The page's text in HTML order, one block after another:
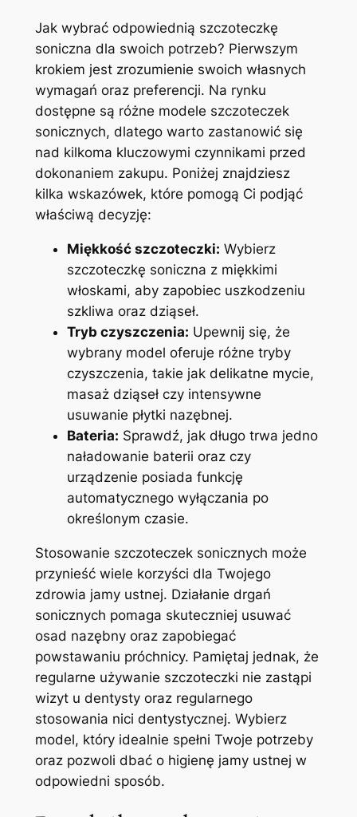
Jak wybrać ⁤odpowiednią szczoteczkę
soniczna dla swoich potrzeb? Pierwszym
krokiem jest zrozumienie swoich własnych
wymagań oraz preferencji. Na rynku
dostępne są różne modele szczoteczek
sonicznych, dlatego‍ warto⁤ zastanowić się
nad kilkoma kluczowymi ⁣czynnikami przed
dokonaniem‍ zakupu. Poniżej znajdziesz
kilka wskazówek,⁢ które pomogą Ci podjąć
właściwą⁣ decyzję:
Miękkość ⁤szczoteczki: Wybierz
szczoteczkę soniczna z miękkimi‍
włoskami, aby zapobiec uszkodzeniu
szkliwa oraz ‍dziąseł.
Tryb czyszczenia: Upewnij się, że
wybrany model oferuje różne ‌tryby
czyszczenia, takie jak delikatne mycie,
masaż dziąseł czy intensywne
usuwanie płytki nazębnej.
Bateria: Sprawdź, jak długo ⁢trwa jedno
naładowanie ⁢baterii​ oraz czy
urządzenie ​posiada funkcję
automatycznego wyłączania po
‍określonym czasie.
Stosowanie szczoteczek ‌sonicznych może
przynieść wiele korzyści dla Twojego
zdrowia jamy ustnej.⁤ Działanie drgań
sonicznych pomaga skuteczniej usuwać
osad nazębny oraz zapobiegać
powstawaniu próchnicy.⁢ Pamiętaj jednak, że​
regularne używanie szczoteczki nie zastąpi
wizyt u ⁤dentysty ⁢oraz regularnego
stosowania nici‌ dentystycznej. Wybierz
model, który idealnie spełni Twoje potrzeby
oraz pozwoli dbać o higienę jamy ⁤ustnej w
odpowiedni sposób.